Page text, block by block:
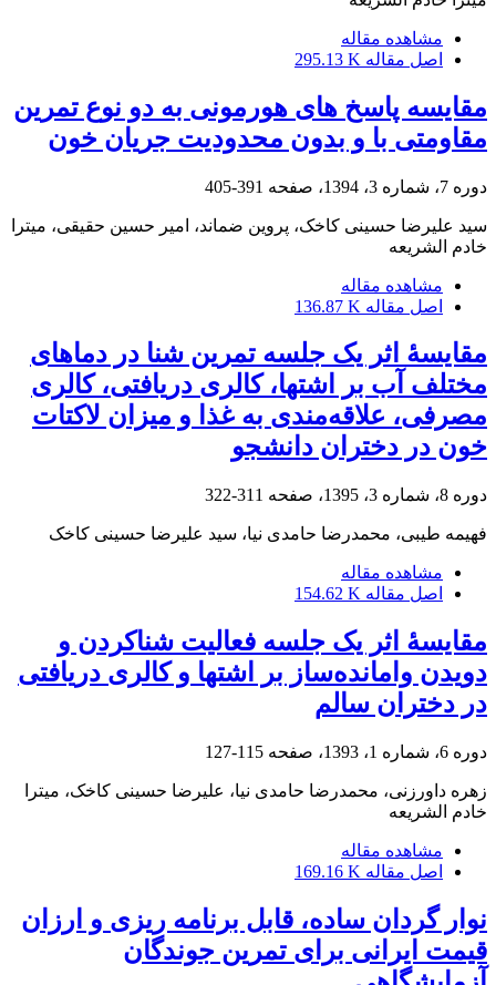
مشاهده مقاله
اصل مقاله 295.13 K
مقایسه پاسخ های هورمونی به دو نوع تمرین
مقاومتی با و بدون محدودیت جریان خون
دوره 7، شماره 3، 1394، صفحه 391-405
سید علیرضا حسینی کاخک، پروین ضماند، امیر حسین حقیقی، میترا
خادم الشریعه
مشاهده مقاله
اصل مقاله 136.87 K
مقایسۀ اثر یک جلسه تمرین شنا در دماهای
مختلف آب بر اشتها، کالری دریافتی، کالری
مصرفی، علاقه‌مندی به غذا و میزان لاکتات
خون در دختران دانشجو
دوره 8، شماره 3، 1395، صفحه 311-322
فهیمه طیبی، محمدرضا حامدی نیا، سید علیرضا حسینی کاخک
مشاهده مقاله
اصل مقاله 154.62 K
مقایسۀ اثر یک جلسه فعالیت شناکردن و
دویدن وامانده‌ساز بر اشتها و کالری دریافتی
در دختران سالم
دوره 6، شماره 1، 1393، صفحه 115-127
زهره داورزنی، محمدرضا حامدی نیا، علیرضا حسینی کاخک، میترا
خادم الشریعه
مشاهده مقاله
اصل مقاله 169.16 K
نوار گردان ساده، قابل برنامه ریزی و ارزان
قیمت ایرانی برای تمرین جوندگان